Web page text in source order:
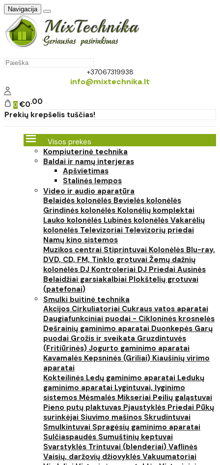
Navigacija
+37067319938
info@mixtechnika.lt
0 €0 00
Prekių krepšelis tuščias!
Visos prekės
Kompiuterinė technika
Baldai ir namų interjeras
Apšvietimas
Stalinės lempos
Video ir audio aparatūra
Belaidės kolonėlės Bevielės kolonėlės
Grindinės kolonėlės Kolonėlių komplektai
Lauko kolonėlės Lubinės kolonėlės Vakarėlių
kolonėlės Televizoriai Televizorių priedai
Namų kino sistemos
Muzikos centrai Stiprintuvai Kolonėlės Blu-ray,
DVD, CD, FM, Tinklo grotuvai Žemų dažnių
kolonėlės DJ Kontroleriai DJ Priedai Ausinės
Belaidžiai garsiakalbiai Plokštelių grotuvai
(patefonai)
Smulki buitinė technika
Akcijos Cirkuliatoriai Cukraus vatos aparatai
Daugiafunkciniai puodai - Cikloninės krosnelės
Dešrainių gaminimo aparatai Duonkepės Garų
puodai Grožis ir sveikata Gruzdintuvės
(Fritiūrinės) Jogurto gaminimo aparatai
Kavamalės Kepsninės (Griliai) Kiaušinių virimo
aparatai
Kokteilinės Ledų gaminimo aparatai Ledukų
gaminimo aparatai Lygintuvai, lyginimo
sistemos Mėsmalės Mikseriai Peilių galąstuvai
Pieno putų plaktuvas Pjaustyklės Priedai Pūkų
surinkėjai Siuvimo mašinos Skrudintuvai
Smulkintuvai Spragėsių gaminimo aparatai
Sulčiaspaudės Sumuštinių keptuvai
Svarstyklės Trintuvai (blenderiai) Vaflinės
Vaisių, daržovių džiovyklės Vakuumatoriai